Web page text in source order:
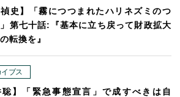
禎史】「霧につつまれたハリネズミのつ
第七十話:『基本に立ち戻って財政拡大
転換を』
ブス
聡】「緊急事態宣言」で成すべきは自